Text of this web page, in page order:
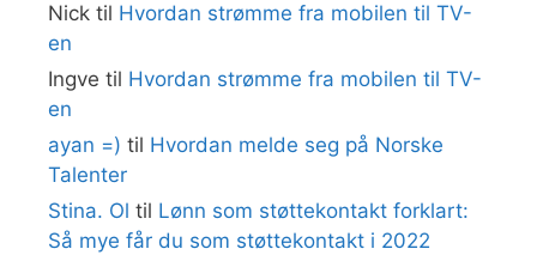
Nick til Hvordan strømme fra mobilen til TV-
en
Ingve til Hvordan strømme fra mobilen til TV-
en
ayan =) til Hvordan melde seg på Norske
Talenter
Stina. Ol til Lønn som støttekontakt forklart:
Så mye får du som støttekontakt i 2022